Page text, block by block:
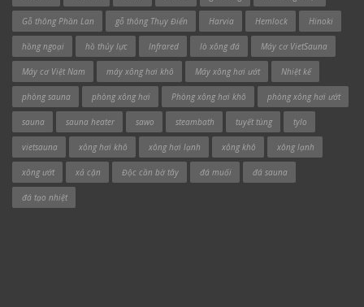
Gỗ thông Phần Lan gỗ thông Thụy Điển Harvia Hemlock Hinoki
hồng ngoại hồ thủy lực Infrared lò xông đá Máy cơ VietSauna
Máy cơ Việt Nam máy xông hơi khô Máy xông hơi ướt Nhiệt kế
phòng sauna phòng xông hơi Phòng xông hơi khô phòng xông hơi ướt
sauna sauna heater sawo steambath tuyết tùng tylo
vietsauna xông hơi khô xông hơi lạnh xông khô xông lạnh
xông ướt xả cặn Độc cần bờ tây đá muối đá sauna
đá tạo nhiệt